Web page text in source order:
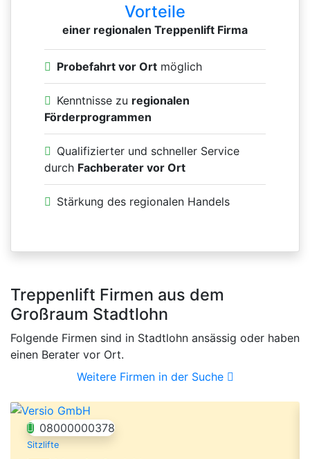
Vorteile
einer regionalen Treppenlift Firma
Probefahrt vor Ort möglich
Kenntnisse zu regionalen
Förderprogrammen
Qualifizierter und schneller Service
durch Fachberater vor Ort
Stärkung des regionalen Handels
Treppenlift Firmen aus dem
Großraum Stadtlohn
Folgende Firmen sind in Stadtlohn ansässig oder haben
einen Berater vor Ort.
Weitere Firmen in der Suche
08000000378
Sitzlifte